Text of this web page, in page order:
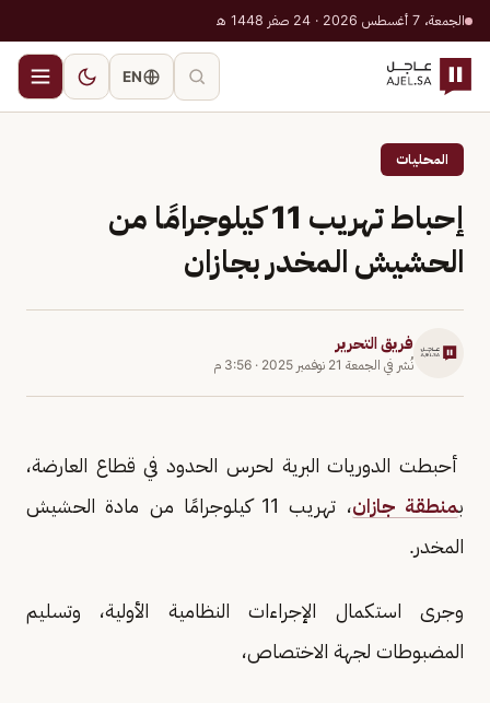
الجمعة، 7 أغسطس 2026 · 24 صفر 1448 هـ
EN
المحليات
إحباط تهريب 11 كيلوجرامًا من
الحشيش المخدر بجازان
فريق التحرير
نُشر في الجمعة 21 نوفمبر 2025 · 3:56 م
أحبطت الدوريات البرية لحرس الحدود في قطاع العارضة،
بمنطقة جازان
، تهريب 11 كيلوجرامًا من مادة الحشيش
المخدر.
وجرى استكمال الإجراءات النظامية الأولية، وتسليم
المضبوطات لجهة الاختصاص،